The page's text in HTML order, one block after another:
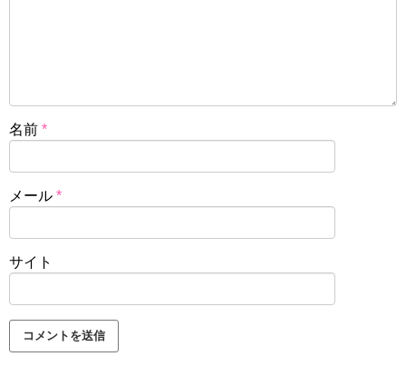
名前 *
メール *
サイト